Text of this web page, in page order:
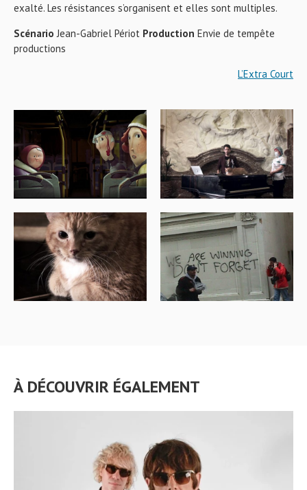
exalté. Les résistances s’organisent et elles sont multiples.
Scénario Jean-Gabriel Périot Production Envie de tempête
productions
L’Extra Court
À DÉCOUVRIR ÉGALEMENT